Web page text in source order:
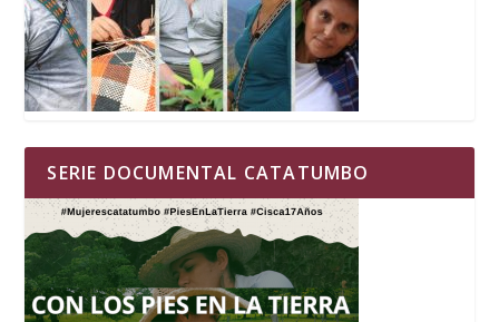
SERIE DOCUMENTAL CATATUMBO